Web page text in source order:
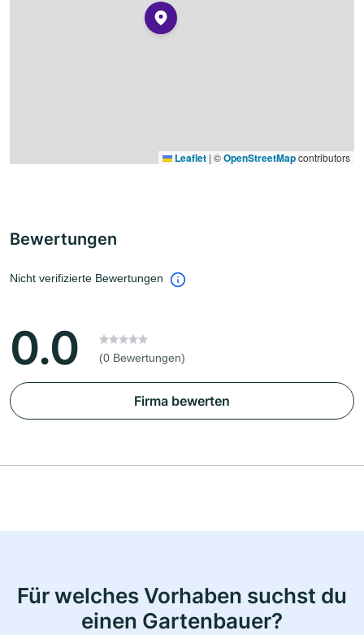
Leaflet | ©OpenStreetMapcontributors
Bewertungen
Nicht verifizierte Bewertungen
0.0 (0 Bewertungen)
Firma bewerten
Für welches Vorhaben suchst du
einen Gartenbauer?